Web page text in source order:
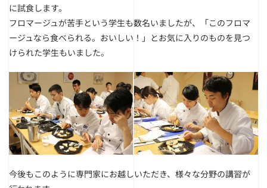
に試食します。
フロマージュが苦手という学生も数名いましたが、「このフロマ
ージュなら食べられる。おいしい！」とお気に入りのものを見つ
けられた学生もいました。
今後もこのように専門家にお越しいただき、様々な分野の講習が